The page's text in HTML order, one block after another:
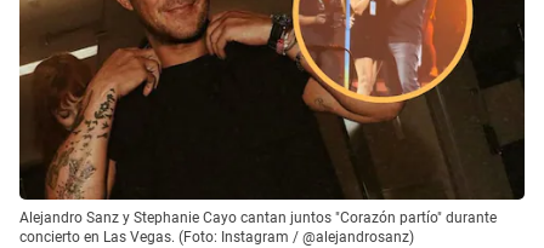
Alejandro Sanz y Stephanie Cayo cantan juntos "Corazón partío" durante
concierto en Las Vegas. (Foto: Instagram / @alejandrosanz)